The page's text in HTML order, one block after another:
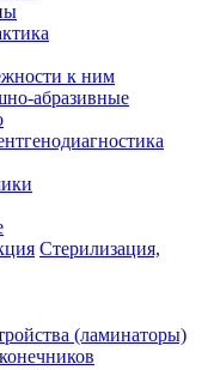
к ним
абразивные
Стерилизация,
(ламинаторы)